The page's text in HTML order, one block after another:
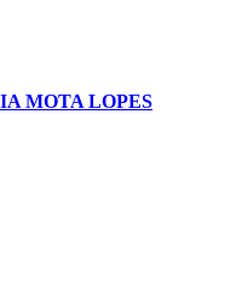
MOTA LOPES